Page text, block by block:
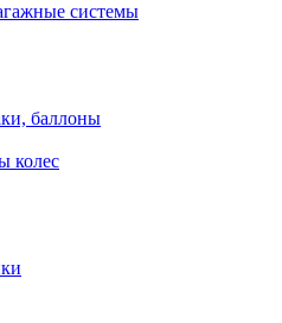
системы
баллоны
колес